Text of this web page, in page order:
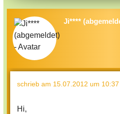
Ji****
schrieb am 15.07.2012 um
Hi,